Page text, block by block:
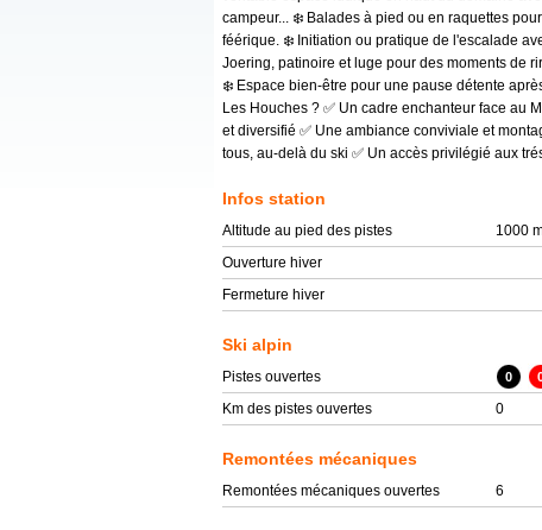
campeur... ❄️ Balades à pied ou en raquettes
féérique. ❄️ Initiation ou pratique de l'escalade
Joering, patinoire et luge pour des moments de
❄️ Espace bien-être pour une pause détente
Les Houches ? ✅ Un cadre enchanteur face au
et diversifié ✅ Une ambiance conviviale et
tous, au-delà du ski ✅ Un accès privilégié aux
Infos station
Altitude au pied des pistes
1000
Ouverture hiver
Fermeture hiver
Ski alpin
Pistes ouvertes 0
Km des pistes ouvertes 0
Remontées mécaniques
Remontées mécaniques ouvertes 6